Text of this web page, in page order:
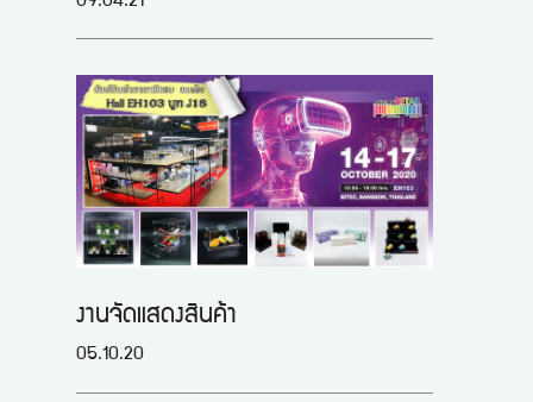
งานจัดแสดงสินค้า
05.10.20